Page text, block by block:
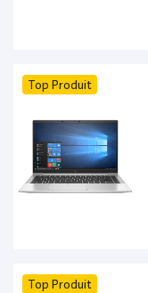
Top Produit
Top Produit